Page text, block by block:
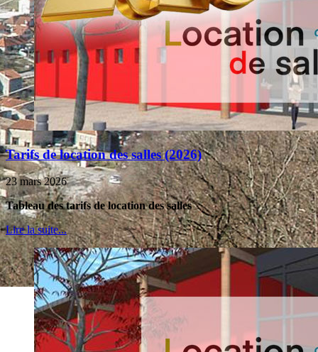
Tarifs de location des salles (2026)
23 mars 2026
Tableau des tarifs de location des salles
Lire la suite...